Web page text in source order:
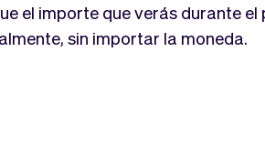
el importe que verás durante
sin importar la moneda.